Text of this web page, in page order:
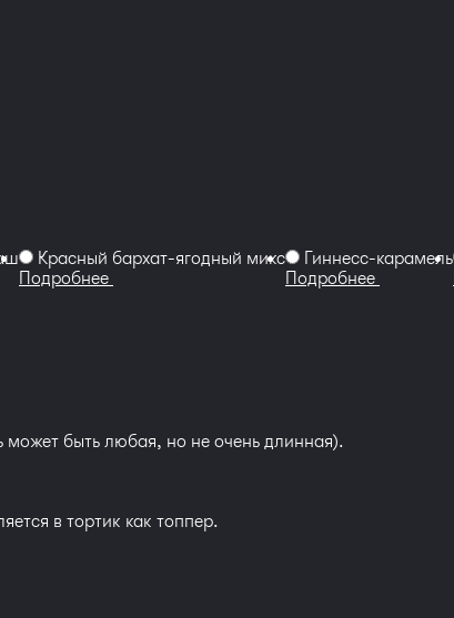
Красный бархат-ягодный микс
Подробнее
Гиннесс-карамель
Подробнее
может быть любая, но не очень длинная).
в тортик как топпер.